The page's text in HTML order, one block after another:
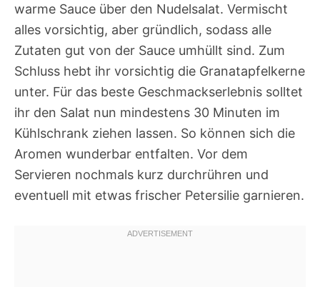
warme Sauce über den Nudelsalat. Vermischt
alles vorsichtig, aber gründlich, sodass alle
Zutaten gut von der Sauce umhüllt sind. Zum
Schluss hebt ihr vorsichtig die Granatapfelkerne
unter. Für das beste Geschmackserlebnis solltet
ihr den Salat nun mindestens 30 Minuten im
Kühlschrank ziehen lassen. So können sich die
Aromen wunderbar entfalten. Vor dem
Servieren nochmals kurz durchrühren und
eventuell mit etwas frischer Petersilie garnieren.